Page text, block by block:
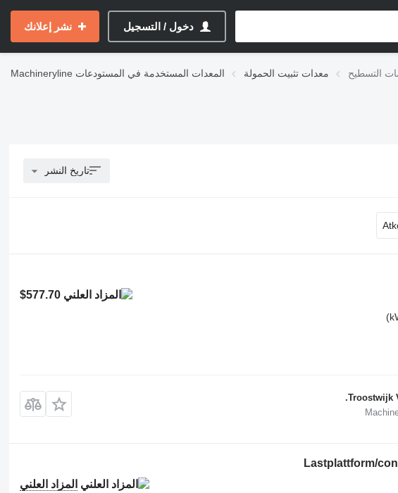
دخول / التسجيل نشر إعلانك
Machineryline المعدات المستخدمة في المستودعات معدات تثبيت الحمولة التسطيح
تاريخ النشر
$577.70
Troostwijk
Lastplattform/
المزاد العلني